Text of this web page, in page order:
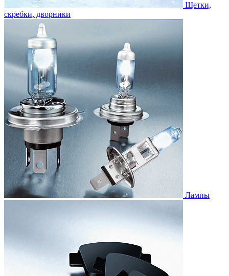
Щетки,
скребки, дворники
Лампы